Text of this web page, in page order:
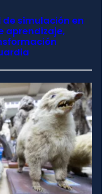
simulación en
aprendizaje,